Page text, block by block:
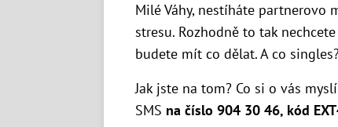
Milé Váhy, nestíháte partnerovo
stresu. Rozhodně to tak
budete mít co dělat. A co
Jak jste na tom? Co si o vás
SMS na číslo 904 30 46, kód